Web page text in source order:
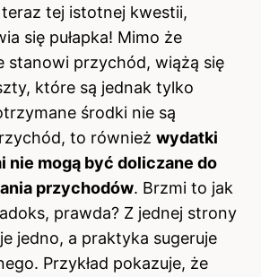
tej istotnej kwestii,
się pułapka! Mimo że
stanowi przychód, wiążą się
które są jednak tylko
środki nie są
to również wydatki
nie mogą być doliczane do
przychodów. Brzmi to jak
prawda? Z jednej strony
jedno, a praktyka sugeruje
Przykład pokazuje, że